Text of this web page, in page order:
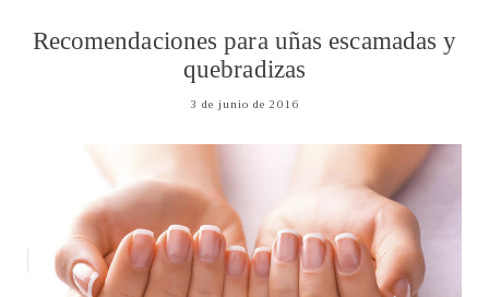
Recomendaciones para uñas escamadas y
quebradizas
3 de junio de 2016